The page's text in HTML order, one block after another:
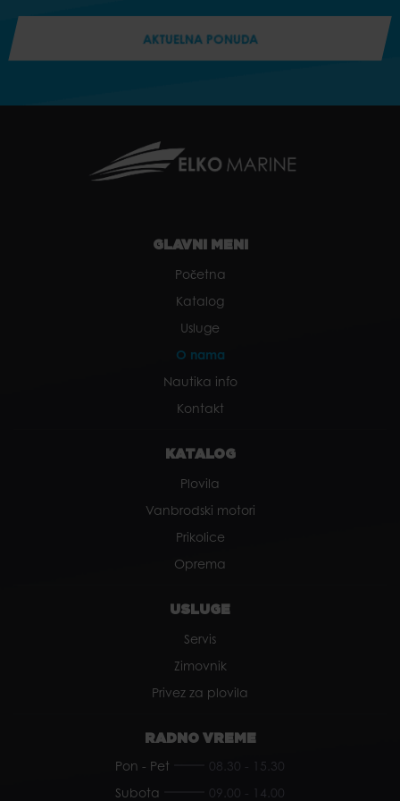
AKTUELNA PONUDA
GLAVNI MENI
Početna
Katalog
Usluge
O nama
Nautika info
Kontakt
KATALOG
Plovila
Vanbrodski motori
Prikolice
Oprema
USLUGE
Servis
Zimovnik
Privez za plovila
RADNO VREME
Pon - Pet
08.30 - 15.30
Subota
09.00 - 14.00